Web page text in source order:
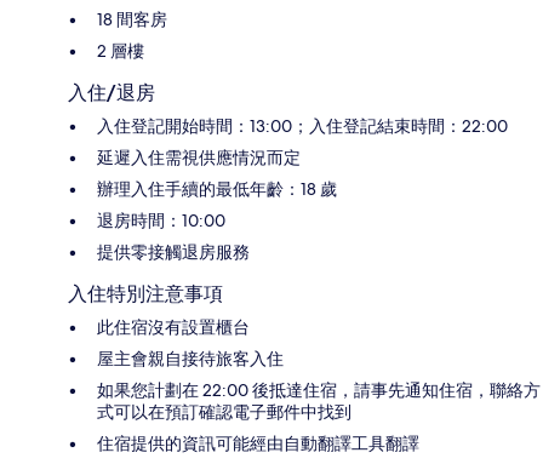
18 間客房
2 層樓
入住/退房
入住登記開始時間：13:00；入住登記結束時間：22:00
延遲入住需視供應情況而定
辦理入住手續的最低年齡：18 歲
退房時間：10:00
提供零接觸退房服務
入住特別注意事項
此住宿沒有設置櫃台
屋主會親自接待旅客入住
如果您計劃在 22:00 後抵達住宿，請事先通知住宿，聯絡方
式可以在預訂確認電子郵件中找到
住宿提供的資訊可能經由自動翻譯工具翻譯